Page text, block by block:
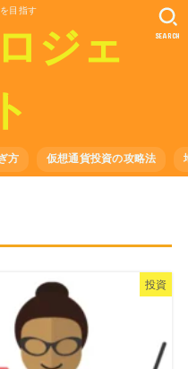
目指す
ジェ
方 仮想通貨投資の攻略法
SEARCH
投資